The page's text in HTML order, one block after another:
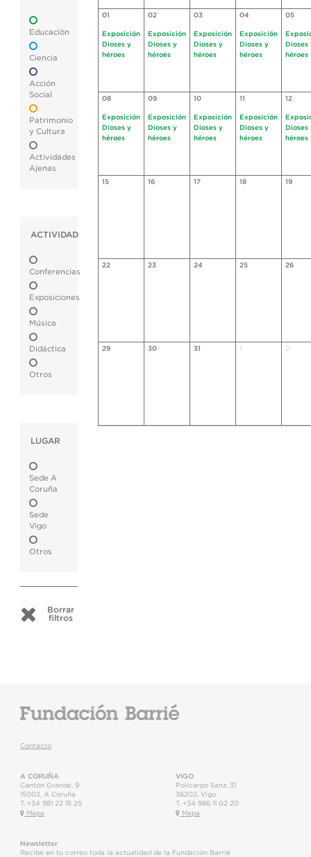
Educación
Ciencia
Acción
Social
Patrimonio
y Cultura
Actividades
Ajenas
ACTIVIDAD
Conferencias
Exposiciones
Música
Didáctica
Otros
LUGAR
Sede A
Coruña
Sede
Vigo
Otros
Borrar
filtros
01
Exposición
Dioses y
héroes
02
Exposición
Dioses y
héroes
03
Exposición
Dioses y
héroes
04
Exposición
Dioses y
héroes
05
Dioses
héroes
08
Exposición
Dioses y
héroes
09
Exposición
Dioses y
héroes
10
Exposición
Dioses y
héroes
11
Exposición
Dioses y
héroes
12
Dioses
héroes
15 16 17 18 19
22 23 24 25 26
29 30 31 2
Contacto
A CORUÑA
Cantón Grande, 9
15003
A Coruña
T. +34 981 22 15 25
Mapa
VIGO
Policarpo Sanz, 31
36202 Vigo
T. +34 986 11 02 20
Mapa
Newsletter
Recibe en tu correo toda la actualidad de la Fundación Barrié